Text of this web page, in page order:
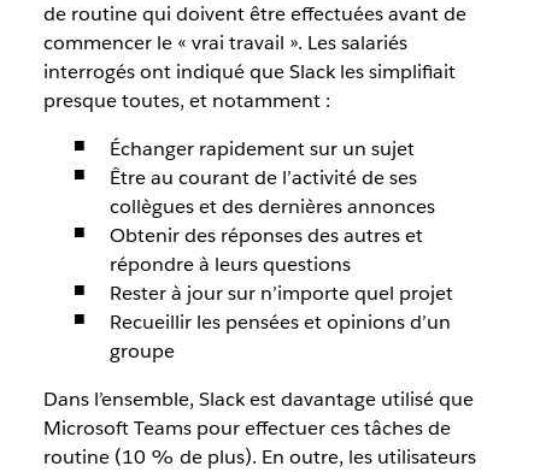
de routine qui doivent être effectuées avant de
commencer le « vrai travail ». Les salariés
interrogés ont indiqué que Slack les simplifiait
presque toutes, et notamment :
Échanger rapidement sur un sujet
Être au courant de l’activité de ses
collègues et des dernières annonces
Obtenir des réponses des autres et
répondre à leurs questions
Rester à jour sur n’importe quel projet
Recueillir les pensées et opinions d’un
groupe
Dans l’ensemble, Slack est davantage utilisé que
Microsoft Teams pour effectuer ces tâches de
routine (10 % de plus). En outre, les utilisateurs